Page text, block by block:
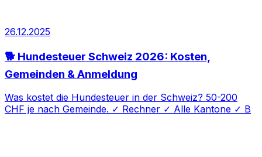
26.12.2025
🐕 Hundesteuer Schweiz 2026: Kosten,
Gemeinden & Anmeldung
Was kostet die Hundesteuer in der Schweiz? 50-200
CHF je nach Gemeinde. ✓ Rechner ✓ Alle Kantone ✓ B